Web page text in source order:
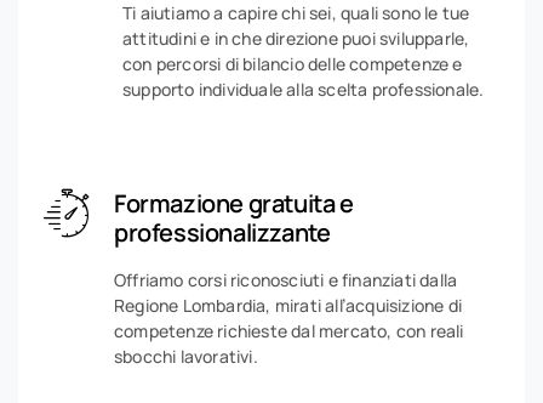
Ti aiutiamo a capire chi sei, quali sono le tue
attitudini e in che direzione puoi svilupparle,
con percorsi di bilancio delle competenze e
supporto individuale alla scelta professionale.
Formazione gratuita e
professionalizzante
Offriamo corsi riconosciuti e finanziati dalla
Regione Lombardia, mirati all’acquisizione di
competenze richieste dal mercato, con reali
sbocchi lavorativi.